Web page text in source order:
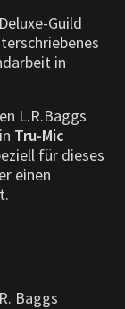
Guild
in
L.R.Baggs
Tru-Mic
für dieses
einen
Baggs